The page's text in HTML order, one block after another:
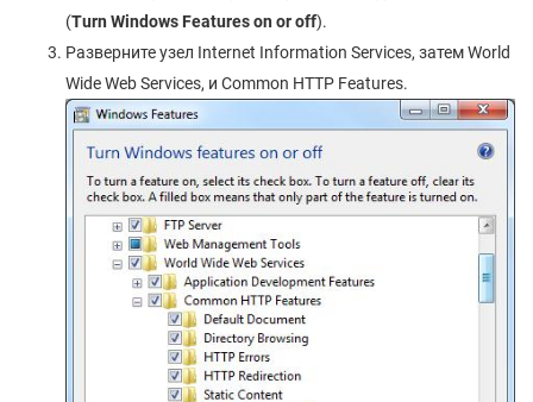
(Turn Windows Features on or off).
Разверните узел Internet Information Services, затем World
Wide Web Services, и Common HTTP Features.